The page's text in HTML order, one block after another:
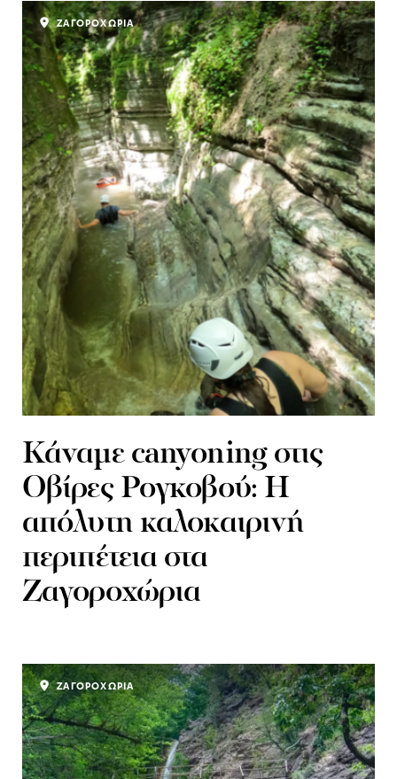
Κάναμε canyoning στις
Οβίρες Ρογκοβού: Η
απόλυτη καλοκαιρινή
περιπέτεια στα
Ζαγοροχώρια
ΖΑΓΟΡΟΧΩΡΙΑ
ΖΑΓΟΡΟΧΩΡΙΑ